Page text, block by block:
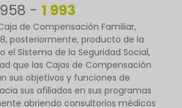
- 1 993
de Compensación Familiar,
posteriormente, producto de la
el Sistema de la Seguridad Social,
que las Cajas de Compensación
sus objetivos y funciones de
sus afiliados en sus programas
abriendo consultorios médicos